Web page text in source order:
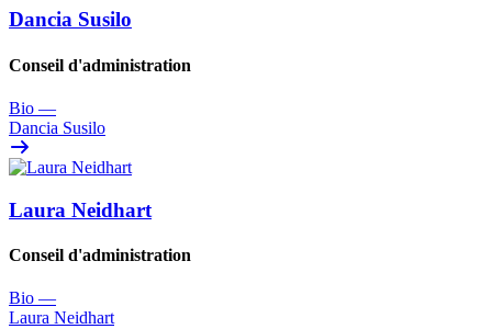
Dancia Susilo
Conseil d'administration
Bio —
Dancia Susilo
Laura Neidhart
Conseil d'administration
Bio —
Laura Neidhart